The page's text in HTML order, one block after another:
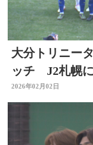
大分トリニー
ッチ J2札幌
2026年02月02日